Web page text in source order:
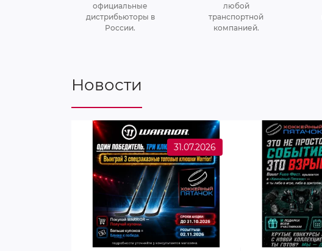
официальные
дистрибьюторы в
России.
любой
транспортной
компанией.
Новости
31.07.2026